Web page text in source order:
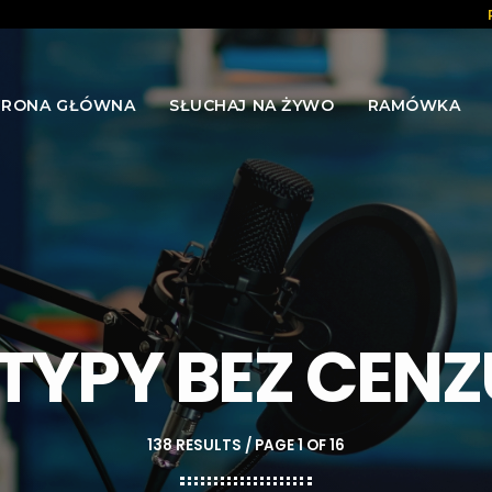
GŁÓWNA SŁUCHAJ NA ŻYWO RAMÓWKA
BEZ
138 RESULTS / PAGE 1 OF 16